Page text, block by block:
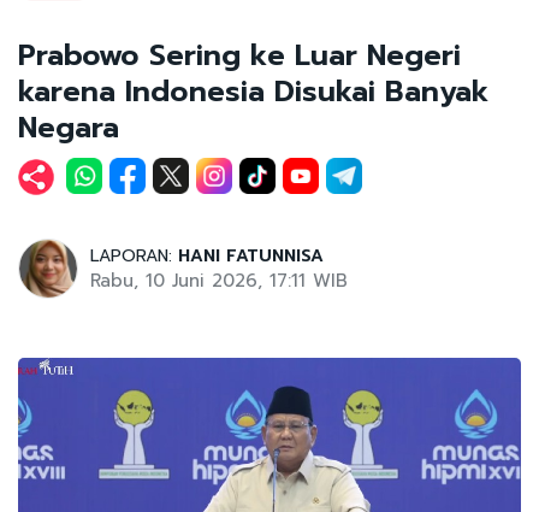
Prabowo Sering ke Luar Negeri
karena Indonesia Disukai Banyak
Negara
LAPORAN: HANI FATUNNISA
Rabu, 10 Juni 2026, 17:11 WIB